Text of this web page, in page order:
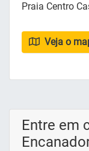
Praia Centro
Veja o
Entre em